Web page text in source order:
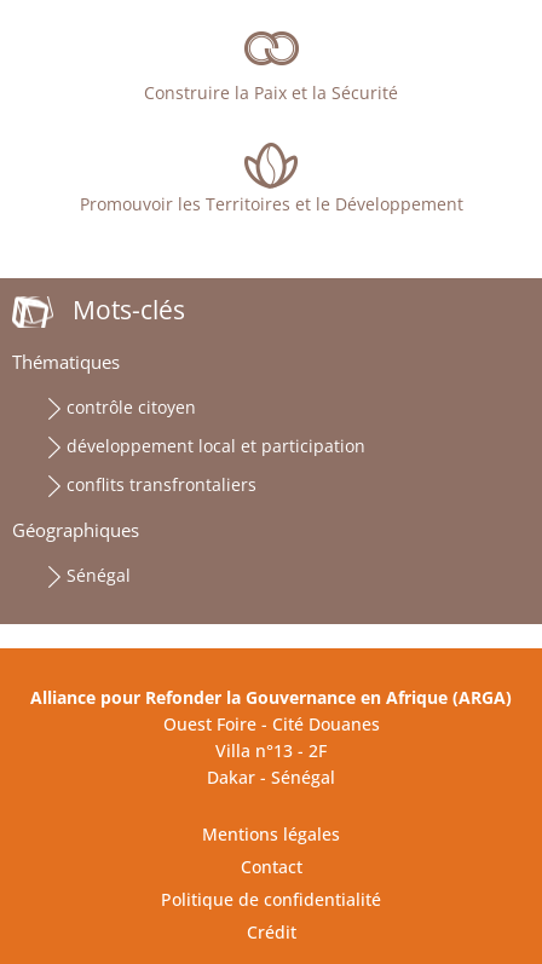
Construire la Paix et la Sécurité
Promouvoir les Territoires et le Développement
Mots-clés
Thématiques
contrôle citoyen
développement local et participation
conflits transfrontaliers
Géographiques
Sénégal
Alliance pour Refonder la Gouvernance en Afrique (ARGA)
Ouest Foire - Cité Douanes
Villa n°13 - 2F
Dakar - Sénégal
Mentions légales
Contact
Politique de confidentialité
Crédit